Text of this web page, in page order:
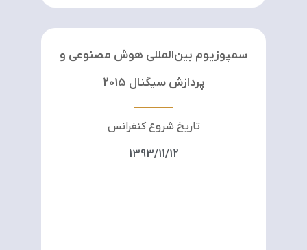
سمپوزیوم بین‌المللی هوش مصنوعی و
پردازش سیگنال 2015
تاریخ شروع کنفرانس
1393/11/12